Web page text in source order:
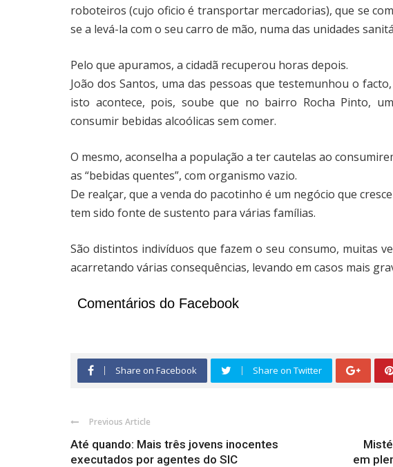
roboteiros (cujo oficio é transportar mercadorias), que se
se a levá-la com o seu carro de mão, numa das unidades
Pelo que apuramos, a cidadã recuperou horas depois.
João dos Santos, uma das pessoas que testemunhou o
isto acontece, pois, soube que no bairro Rocha Pinto,
consumir bebidas alcoólicas sem comer.
O mesmo, aconselha a população a ter cautelas ao
as “bebidas quentes”, com organismo vazio.
De realçar, que a venda do pacotinho é um negócio que
tem sido fonte de sustento para várias famílias.
São distintos indivíduos que fazem o seu consumo, muitas
acarretando várias consequências, levando em casos mais
Comentários do Facebook
Share on Facebook Share on Twitter
Previous Article
Até quando: Mais três jovens inocentes
executados por agentes do SIC
em